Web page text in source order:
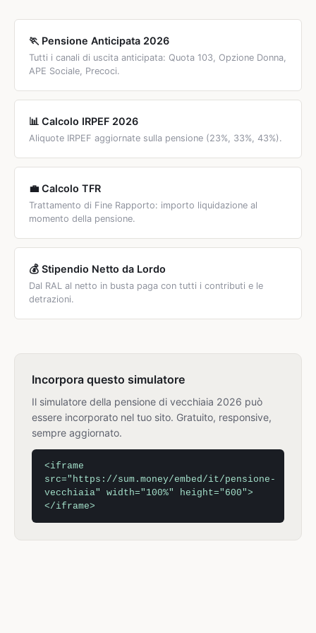
€809/mese.
🏃 Pensione Anticipata 2026
Tutti i canali di uscita anticipata: Quota 103, Opzione Donna,
APE Sociale, Precoci.
📊 Calcolo IRPEF 2026
Aliquote IRPEF aggiornate sulla pensione (23%, 33%, 43%).
💼 Calcolo TFR
Trattamento di Fine Rapporto: importo liquidazione al
momento della pensione.
💰 Stipendio Netto da Lordo
Dal RAL al netto in busta paga con tutti i contributi e le
detrazioni.
Incorpora questo simulatore
Il simulatore della pensione di vecchiaia 2026 può
essere incorporato nel tuo sito. Gratuito, responsive,
sempre aggiornato.
<iframe
src="https://sum.money/embed/it/pensione-
vecchiaia" width="100%" height="600">
</iframe>